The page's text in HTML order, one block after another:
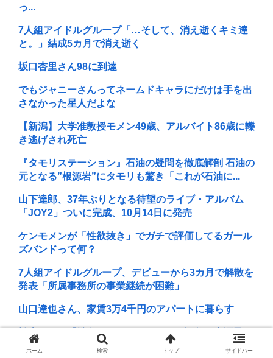
っ...
7人組アイドルグループ「…そして、消え逝くキミ達
と。」結成5カ月で消え逝く
坂口杏里さん98に到達
でもジャニーさんってネームドキャラにだけは手を出
さなかった星人だよな
【新潟】大学准教授モメン49歳、アルバイト86歳に轢
き逃げされ死亡
『タモリステーション』石油の疑問を徹底解剖 石油の
元となる”根源岩”にタモリも驚き「これが石油に...
山下達郎、37年ぶりとなる待望のライブ・アルバム
「JOY2」ついに完成、10月14日に発売
ケンモメンが「性欲抜き」でガチで評価してるガール
ズバンドって何？
7人組アイドルグループ、デビューから3カ月で解散を
発表「所属事務所の事業継続が困難」
山口達也さん、家賃3万4千円のアパートに暮らす
松本まりか「戦争はやっちゃいかん」祖父が生涯最も
口にした言葉を紹介 平和への思いをつづる
ホーム 検索 トップ サイドバー